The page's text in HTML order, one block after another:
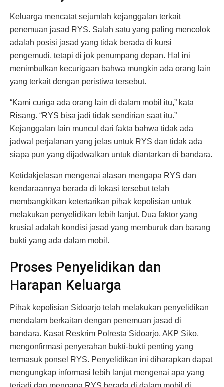
Keluarga mencatat sejumlah kejanggalan terkait
penemuan jasad RYS. Salah satu yang paling mencolok
adalah posisi jasad yang tidak berada di kursi
pengemudi, tetapi di jok penumpang depan. Hal ini
menimbulkan kecurigaan bahwa mungkin ada orang lain
yang terkait dengan peristiwa tersebut.
“Kami curiga ada orang lain di dalam mobil itu,” kata
Risang. “RYS bisa jadi tidak sendirian saat itu.”
Kejanggalan lain muncul dari fakta bahwa tidak ada
jadwal perjalanan yang jelas untuk RYS dan tidak ada
siapa pun yang dijadwalkan untuk diantarkan di bandara.
Ketidakjelasan mengenai alasan mengapa RYS dan
kendaraannya berada di lokasi tersebut telah
membangkitkan ketertarikan pihak kepolisian untuk
melakukan penyelidikan lebih lanjut. Dua faktor yang
krusial adalah kondisi jasad yang memburuk dan barang
bukti yang ada dalam mobil.
Proses Penyelidikan dan
Harapan Keluarga
Pihak kepolisian Sidoarjo telah melakukan penyelidikan
mendalam berkaitan dengan penemuan jasad di
bandara. Kasat Reskrim Polresta Sidoarjo, AKP Siko,
mengonfirmasi penyerahan bukti-bukti penting yang
termasuk ponsel RYS. Penyelidikan ini diharapkan dapat
mengungkap informasi lebih lanjut mengenai apa yang